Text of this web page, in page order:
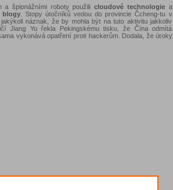
a špionážními roboty použilicloudové technologiea
blogy . Stopy útočníků vedou do provincie Čcheng-tu v
náznak, že by mohla být na tuto aktivitu jakkoliv
Jiang Yu řekla Pekingskému tisku, že Čína odmítá
vykonává opatření proti hackerům. Dodala, že útoky